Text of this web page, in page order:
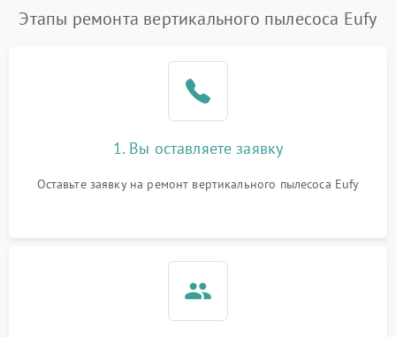
Этапы ремонта вертикального пылесоса Eufy
1. Вы оставляете заявку
Оставьте заявку на ремонт вертикального пылесоса Eufy